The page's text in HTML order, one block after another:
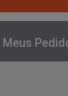
Meus